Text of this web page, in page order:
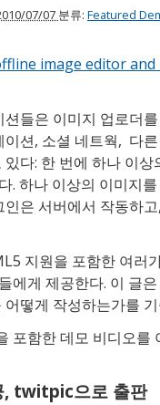
07/07 분류: Featured
image editor
들은 이미지 업로더
션, 소셜 네트웍, 다
다: 한 번에 하나 이
. 하나 이상의 이미지
은 서버에서 작동하
지원을 포함한 여러
에게 제공한다. 이 글
떻게 작성하는가를
포함한 데모 비디오를
, twitpic으로 출판